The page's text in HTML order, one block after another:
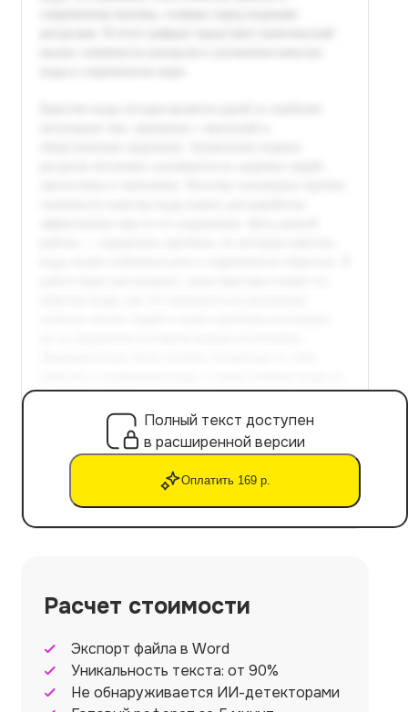
Полный текст доступен
в расширенной версии
Оплатить 169 р.
Расчет стоимости
Экспорт файла в Word
Уникальность текста: от 90%
Не обнаруживается ИИ-детекторами